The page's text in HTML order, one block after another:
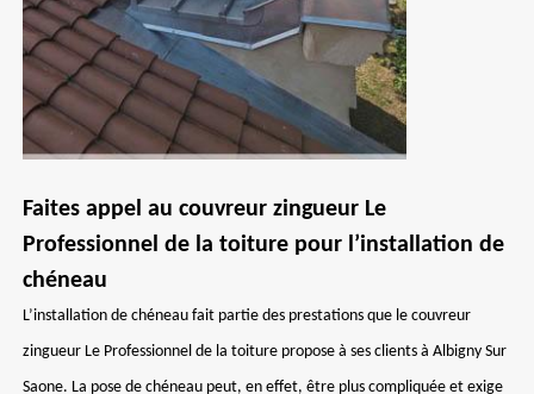
Faites appel au couvreur zingueur Le
Professionnel de la toiture pour l’installation de
chéneau
L’installation de chéneau fait partie des prestations que le couvreur
zingueur Le Professionnel de la toiture propose à ses clients à Albigny Sur
Saone. La pose de chéneau peut, en effet, être plus compliquée et exige